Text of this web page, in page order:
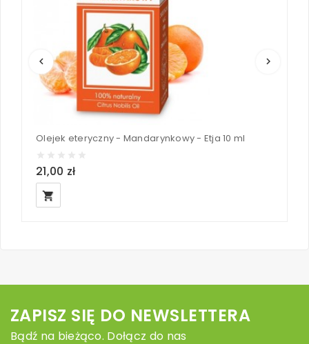
keyboard_arrow_left keyboard_arrow_right
Olejek eteryczny - Mandarynkowy - Etja 10 ml
21,00 zł
local_grocery_store
ZAPISZ SIĘ DO NEWSLETTERA
Bądź na bieżąco. Dołącz do nas